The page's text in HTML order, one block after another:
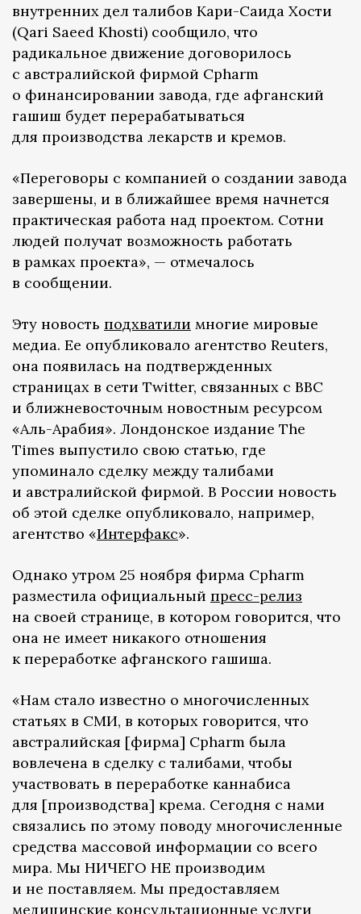
внутренних дел талибов Кари-Саида Хости
(Qari Saeed Khosti) сообщило, что
радикальное движение договорилось
с австралийской фирмой Cpharm
о финансировании завода, где афганский
гашиш будет перерабатываться
для производства лекарств и кремов.
«Переговоры с компанией о создании завода
завершены, и в ближайшее время начнется
практическая работа над проектом. Сотни
людей получат возможность работать
в рамках проекта», — отмечалось
в сообщении.
Эту новость подхватили многие мировые
медиа. Ее опубликовало агентство Reuters,
она появилась на подтвержденных
страницах в сети Twitter, связанных с BBC
и ближневосточным новостным ресурсом
«Аль-Арабия». Лондонское издание The
Times выпустило свою статью, где
упоминало сделку между талибами
и австралийской фирмой. В России новость
об этой сделке опубликовало, например,
агентство «Интерфакс».
Однако утром 25 ноября фирма Cpharm
разместила официальный пресс-релиз
на своей странице, в котором говорится, что
она не имеет никакого отношения
к переработке афганского гашиша.
«Нам стало известно о многочисленных
статьях в СМИ, в которых говорится, что
австралийская [фирма] Cpharm была
вовлечена в сделку с талибами, чтобы
участвовать в переработке каннабиса
для [производства] крема. Сегодня с нами
связались по этому поводу многочисленные
средства массовой информации со всего
мира. Мы НИЧЕГО НЕ производим
и не поставляем. Мы предоставляем
медицинские консультационные услуги